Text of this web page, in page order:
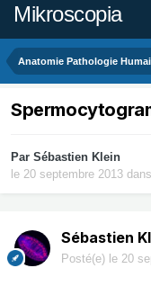
Mikroscopia
Anatomie Pathologie
Par Sébastien Klein
le 20 septembre 2013 dans
Sébastien
Posté(e) le 20